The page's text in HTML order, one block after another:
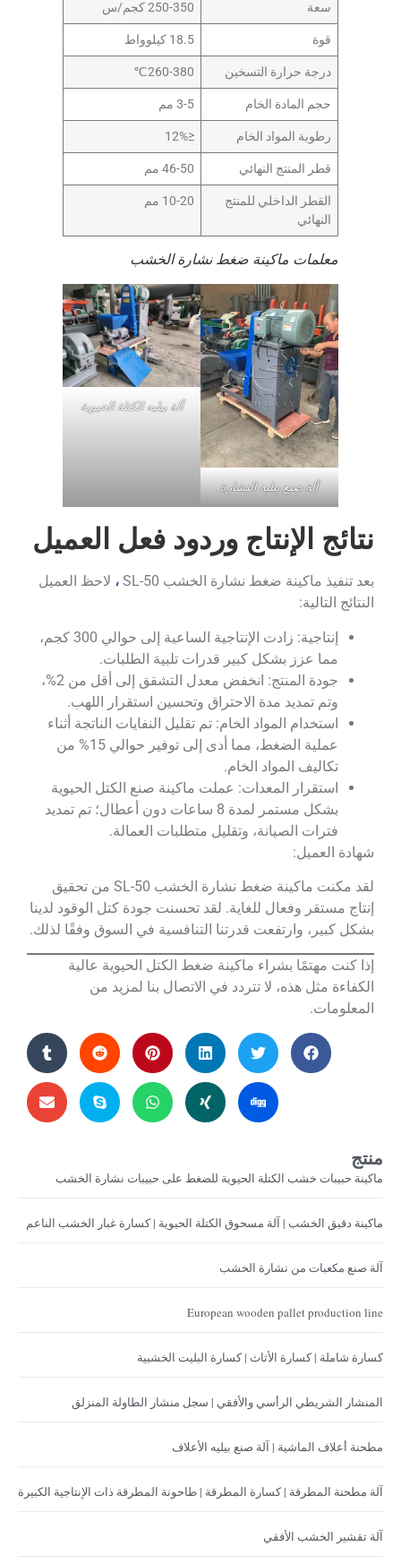
سعة 250-350 كجم/س
قوة 18.5 كيلوواط
درجة حرارة التسخين 260-380℃
حجم المادة الخام 3-5 مم
رطوبة المواد الخام ≤12%
قطر المنتج النهائي 46-50 مم
القطر الداخلي للمنتج
النهائي
10-20 مم
معلمات ماكينة ضغط نشارة الخشب
آلة صنع بيليه النشارة
آلة بيليه الكتلة الحيوية
نتائج الإنتاج وردود فعل العميل
بعد تنفيذ ماكينة ضغط نشارة الخشب SL-50 ، لاحظ العميل
النتائج التالية:
إنتاجية: زادت الإنتاجية الساعية إلى حوالي 300 كجم،
مما عزز بشكل كبير قدرات تلبية الطلبات.
جودة المنتج: انخفض معدل التشقق إلى أقل من 2%،
وتم تمديد مدة الاحتراق وتحسين استقرار اللهب.
استخدام المواد الخام: تم تقليل النفايات الناتجة أثناء
عملية الضغط، مما أدى إلى توفير حوالي 15% من
تكاليف المواد الخام.
استقرار المعدات: عملت ماكينة صنع الكتل الحيوية
بشكل مستمر لمدة 8 ساعات دون أعطال؛ تم تمديد
فترات الصيانة، وتقليل متطلبات العمالة.
شهادة العميل:
لقد مكنت ماكينة ضغط نشارة الخشب SL-50 من تحقيق
إنتاج مستقر وفعال للغاية. لقد تحسنت جودة كتل الوقود لدينا
بشكل كبير، وارتفعت قدرتنا التنافسية في السوق وفقًا لذلك.
إذا كنت مهتمًا بشراء ماكينة ضغط الكتل الحيوية عالية
الكفاءة مثل هذه، لا تتردد في الاتصال بنا لمزيد من
المعلومات.
منتج
ماكينة حبيبات خشب الكتلة الحيوية للضغط على حبيبات نشارة الخشب
ماكينة دقيق الخشب | آلة مسحوق الكتلة الحيوية | كسارة غبار الخشب الناعم
آلة صنع مكعبات من نشارة الخشب
European wooden pallet production line
كسارة شاملة | كسارة الأثاث | كسارة البليت الخشبية
المنشار الشريطي الرأسي والأفقي | سجل منشار الطاولة المنزلق
مطحنة أعلاف الماشية | آلة صنع بيليه الأعلاف
آلة مطحنة المطرقة | كسارة المطرقة | طاحونة المطرقة ذات الإنتاجية الكبيرة
آلة تقشير الخشب الأفقي